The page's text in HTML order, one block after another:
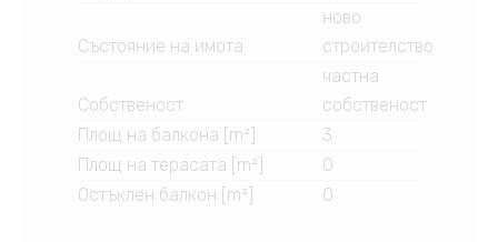
Състояние на имота
ново
строителство
Собственост
частна
собственост
Площ на балкона [m²]
3
Площ на терасата [m²]
0
Остъклен балкон [m²]
0